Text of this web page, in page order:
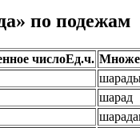
по подежам
числоЕд.ч.
шарад